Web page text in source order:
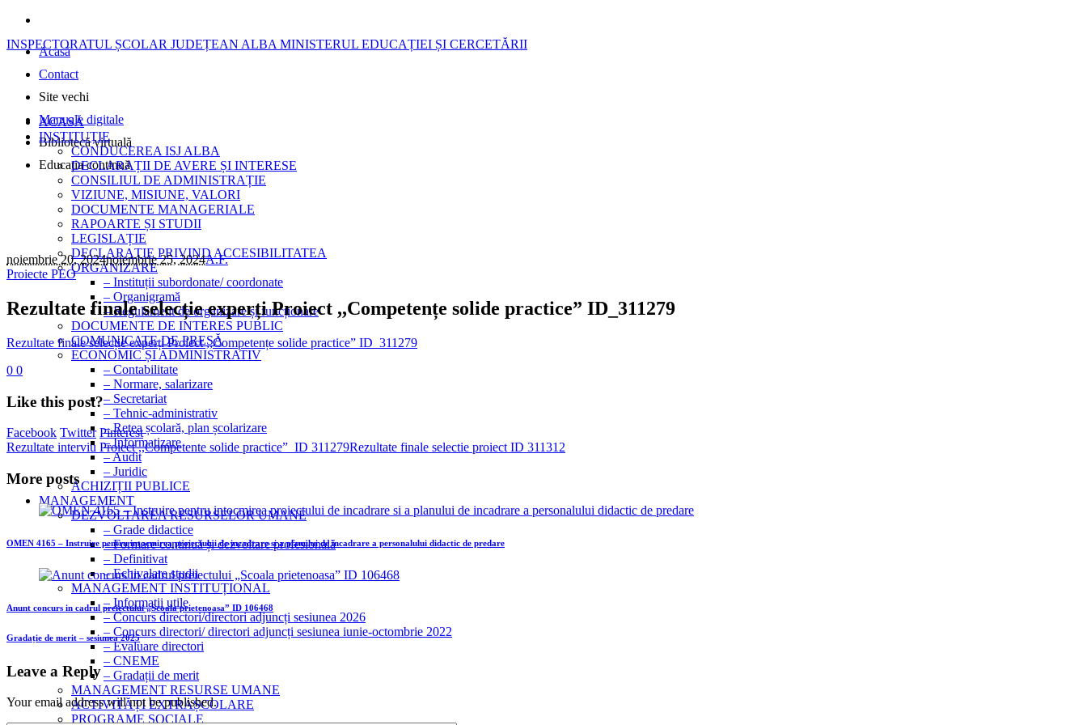
Acasă
Contact
Site vechi
Manuale digitale
Bibliotecă virtuală
Educația continuă
INSPECTORATUL ȘCOLAR JUDEȚEAN ALBA MINISTERUL EDUCAȚIEI ȘI CERCETĂRII
ACASĂ
INSTITUȚIE
CONDUCEREA ISJ ALBA
DECLARAȚII DE AVERE ȘI INTERESE
CONSILIUL DE ADMINISTRAȚIE
VIZIUNE, MISIUNE, VALORI
DOCUMENTE MANAGERIALE
RAPOARTE ȘI STUDII
LEGISLAȚIE
DECLARAȚIE PRIVIND ACCESIBILITATEA
ORGANIZARE
– Instituții subordonate/ coordonate
– Organigramă
– Regulament de organizare și funcționare
DOCUMENTE DE INTERES PUBLIC
COMUNICATE DE PRESĂ
ECONOMIC ȘI ADMINISTRATIV
– Contabilitate
– Normare, salarizare
– Secretariat
– Tehnic-administrativ
– Rețea școlară, plan școlarizare
– Informatizare
– Audit
– Juridic
ACHIZIȚII PUBLICE
MANAGEMENT
DEZVOLTAREA RESURSELOR UMANE
– Grade didactice
– Formare continuă și dezvoltare profesională
– Definitivat
– Echivalare studii
MANAGEMENT INSTITUȚIONAL
– Informații utile
– Concurs directori/directori adjuncți sesiunea 2026
– Concurs directori/ directori adjuncți sesiunea iunie-octombrie 2022
– Evaluare directori
– CNEME
– Gradații de merit
MANAGEMENT RESURSE UMANE
ACTIVITĂȚI EXTRAȘCOLARE
PROGRAME SOCIALE
noiembrie 20, 2024noiembrie 25, 2024A.F.
Proiecte PEO
Rezultate finale selecție experți Proiect ,,Competențe solide practice” ID_311279
Rezultate finale selecție experți Proiect ,,Competențe solide practice” ID_311279
0 0
Like this post?
Facebook Twitter Pinterest
Rezultate interviu Proiect ,,Competente solide practice”_ID 311279Rezultate finale selectie proiect ID 311312
More posts
OMEN 4165 – Instruire pentru intocmirea proiectului de incadrare si a planului de incadrare a personalului didactic de predare
Anunt concurs in cadrul preiectului „Scoala prietenoasa” ID 106468
Gradație de merit – sesiunea 2025
Leave a Reply
Your email address will not be published.